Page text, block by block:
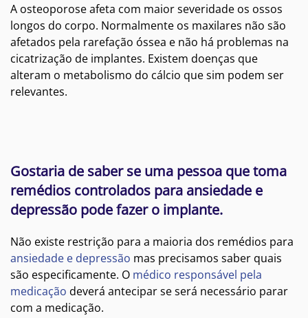
A osteoporose afeta com maior severidade os ossos
longos do corpo. Normalmente os maxilares não são
afetados pela rarefação óssea e não há problemas na
cicatrização de implantes. Existem doenças que
alteram o metabolismo do cálcio que sim podem ser
relevantes.
Gostaria de saber se uma pessoa que toma
remédios controlados para ansiedade e
depressão pode fazer o implante.
Não existe restrição para a maioria dos remédios para
ansiedade e depressão mas precisamos saber quais
são especificamente. O médico responsável pela
medicação deverá antecipar se será necessário parar
com a medicação.